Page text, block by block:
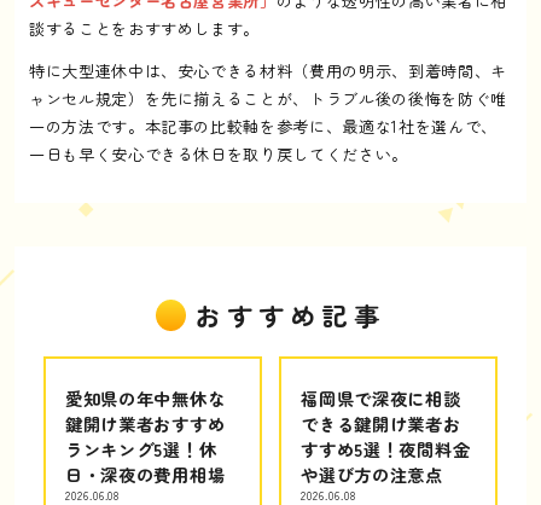
談することをおすすめします。
特に大型連休中は、安心できる材料（費用の明示、到着時間、キ
ャンセル規定）を先に揃えることが、トラブル後の後悔を防ぐ唯
一の方法です。本記事の比較軸を参考に、最適な1社を選んで、
一日も早く安心できる休日を取り戻してください。
おすすめ記事
愛知県の年中無休な
鍵開け業者おすすめ
ランキング5選！休
日・深夜の費用相場
2026.06.08
福岡県で深夜に相談
できる鍵開け業者お
すすめ5選！夜間料金
や選び方の注意点
2026.06.08